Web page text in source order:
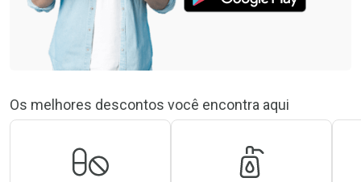
Os melhores descontos você encontra aqui